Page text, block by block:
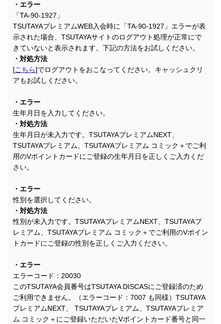
・エラー
「TA-90-1927」
TSUTAYAプレミアムWEB入会時に「TA-90-1927」エラーが表
示された場合、TSUTAYAサイトのログアウト処理が正常にで
きていないと表示されます。下記の方法をお試しください。
・対処方法
[こちら]でログアウトをおこなってください。キャッシュクリ
アもお試しください。
・エラー
生年月日を入力してください。
・対処方法
生年月日が未入力です。TSUTAYAプレミアムNEXT、
TSUTAYAプレミアム、TSUTAYAプレミアム コミック＋でご利
用のVポイントカードにご登録の生年月日を正しくご入力くだ
さい。
・エラー
性別を選択してください。
・対処方法
性別が未入力です。TSUTAYAプレミアムNEXT、TSUTAYAプ
レミアム、TSUTAYAプレミアム コミック＋でご利用のVポイン
トカードにご登録の性別を正しくご入力ください。
・エラー
エラーコード：20030
このTSUTAYA会員番号はTSUTAYA DISCASにご登録済のため
ご利用できません。（エラーコード：7007 も同様）TSUTAYA
プレミアムNEXT、 TSUTAYAプレミアム、TSUTAYAプレミア
ム コミック＋にご登録いただいたVポイントカード番号と同一